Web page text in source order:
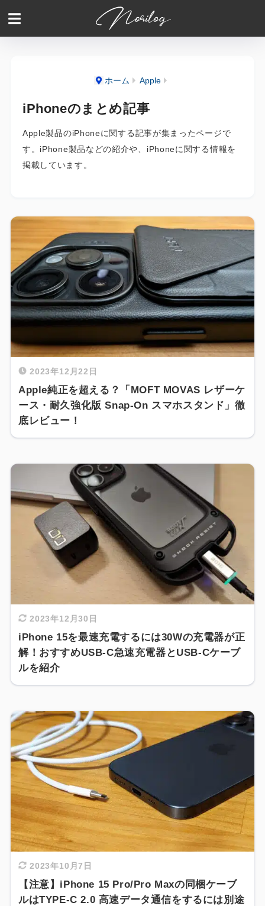
ホーム Apple
iPhoneのまとめ記事
Apple製品のiPhoneに関する記事が集まったページで
す。iPhone製品などの紹介や、iPhoneに関する情報を
掲載しています。
2023年12月22日
Apple純正を超える？「MOFT MOVAS レザーケ
ース・耐久強化版 Snap-On スマホスタンド」徹
底レビュー！
2023年12月30日
iPhone 15を最速充電するには30Wの充電器が正
解！おすすめUSB-C急速充電器とUSB-Cケーブ
ルを紹介
2023年10月7日
【注意】iPhone 15 Pro/Pro Maxの同梱ケーブ
ルはTYPE-C 2.0 高速データ通信をするには別途